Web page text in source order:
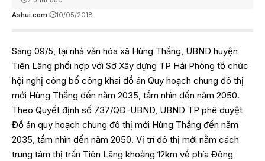
Ashui.com 10/05/2018
Sáng 09/5, tại nhà văn hóa xã Hùng Thắng, UBND huyện
Tiên Lãng phối hợp với Sở Xây dựng TP Hải Phòng tổ chức
hội nghị công bố công khai đồ án Quy hoạch chung đô thị
mới Hùng Thắng đến năm 2035, tầm nhìn đến năm 2050.
Theo Quyết định số 737/QĐ-UBND, UBND TP phê duyệt
Đồ án quy hoạch chung đô thị mới Hùng Thắng đến năm
2035, tầm nhìn đến năm 2050. Vị trí đô thị mới nằm cách
trung tâm thị trấn Tiên Lãng khoảng 12km về phía Đông